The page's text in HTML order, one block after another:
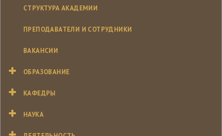
СТРУКТУРА АКАДЕМИИ
ПРЕПОДАВАТЕЛИ И СОТРУДНИКИ
ВАКАНСИИ
ОБРАЗОВАНИЕ
КАФЕДРЫ
НАУКА